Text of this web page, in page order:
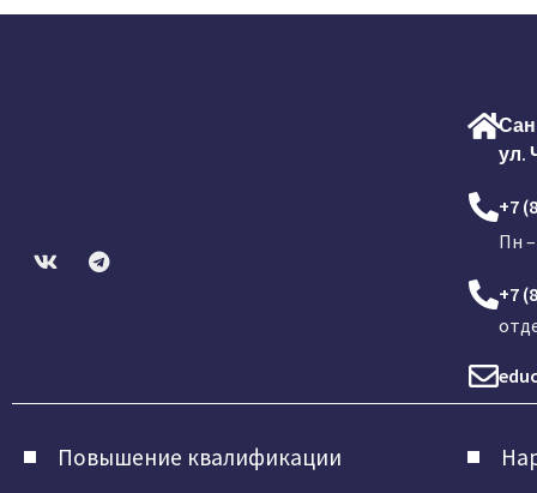
ул.
+7
Пн
+7
Повышение квалификации